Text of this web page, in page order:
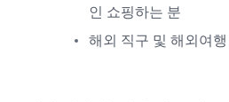
인 쇼핑하는 분
해외 직구 및 해외여